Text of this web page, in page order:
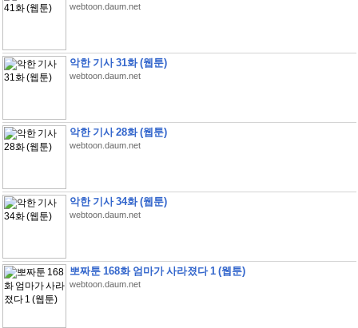
webtoon.daum.net
악한 기사 31화 (웹툰)
webtoon.daum.net
악한 기사 28화 (웹툰)
webtoon.daum.net
악한 기사 34화 (웹툰)
webtoon.daum.net
뽀짜툰 168화 엄마가 사라졌다 1 (웹툰)
webtoon.daum.net